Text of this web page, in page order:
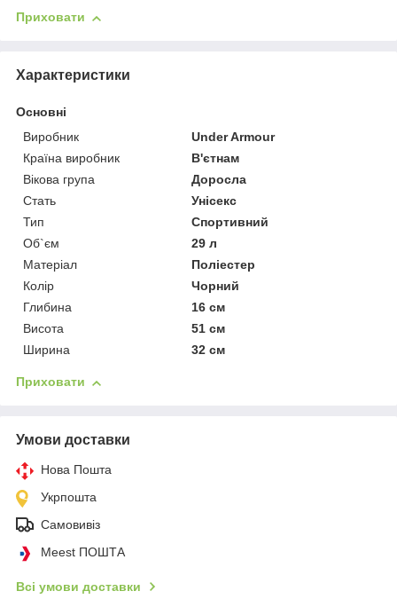
Приховати
Характеристики
Основні
Виробник
Under Armour
Країна виробник
В'єтнам
Вікова група
Доросла
Стать
Унісекс
Тип
Спортивний
Об`єм
29 л
Матеріал
Поліестер
Колір
Чорний
Глибина
16 см
Висота
51 см
Ширина
32 см
Приховати
Умови доставки
Нова Пошта
Укрпошта
Самовивіз
Meest ПОШТА
Всі умови доставки